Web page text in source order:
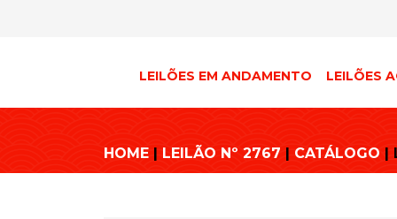
LEILÕES EM ANDAMENTO LEILÕES
HOME | LEILÃO Nº 2767 | CATÁLOGO |